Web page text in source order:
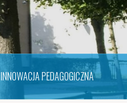
INNOWACJA PEDAGOGICZNA